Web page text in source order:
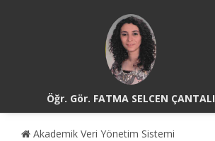
Öğr. Gör. FATMA SELCEN ÇANTALI
Akademik Veri Yönetim Sistemi